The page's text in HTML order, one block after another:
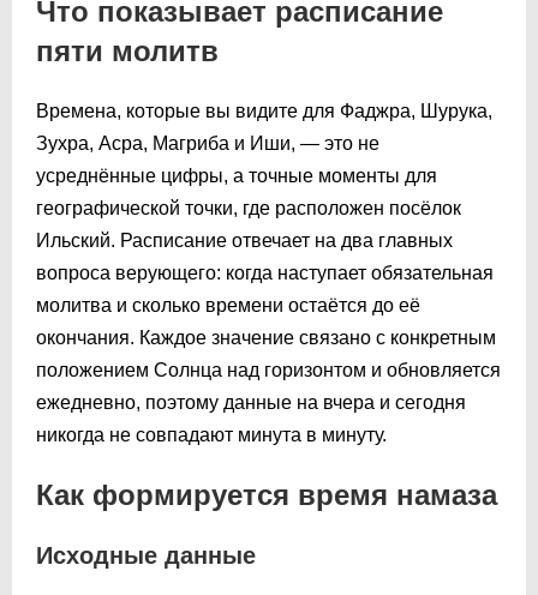
Что показывает расписание
пяти молитв
Времена, которые вы видите для Фаджра, Шурука,
Зухра, Асра, Магриба и Иши, — это не
усреднённые цифры, а точные моменты для
географической точки, где расположен посёлок
Ильский. Расписание отвечает на два главных
вопроса верующего: когда наступает обязательная
молитва и сколько времени остаётся до её
окончания. Каждое значение связано с конкретным
положением Солнца над горизонтом и обновляется
ежедневно, поэтому данные на вчера и сегодня
никогда не совпадают минута в минуту.
Как формируется время намаза
Исходные данные